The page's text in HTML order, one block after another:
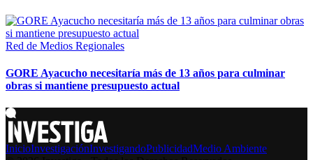
Red de Medios Regionales
GORE Ayacucho necesitaría más de 13 años para culminar
obras si mantiene presupuesto actual
InicioInvestigaciónInvestigandoPublicidadMedio Ambiente